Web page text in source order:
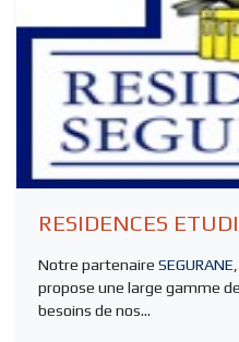
RESIDENCES
Notre partenaire SEGURANE
propose une large gamme
besoins de nos...